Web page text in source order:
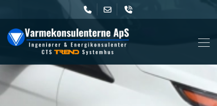
til
hovedindhold